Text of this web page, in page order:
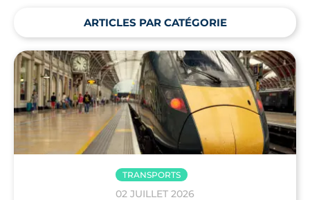
ARTICLES PAR CATÉGORIE
TRANSPORTS
02 JUILLET 2026